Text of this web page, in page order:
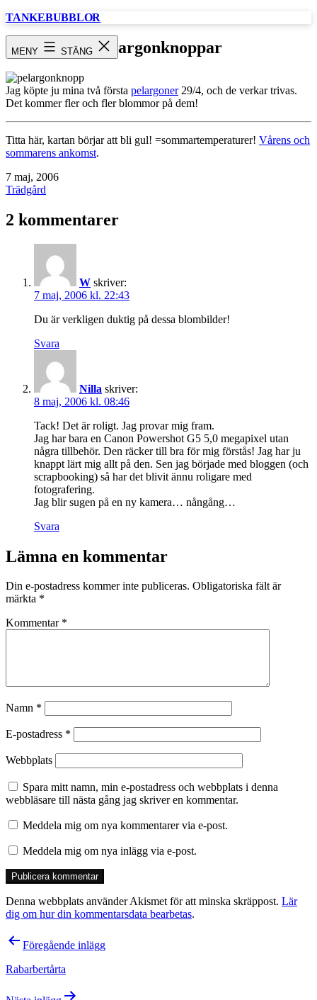
Hoppa
TANKEBUBBLOR
MENY STÄNG Pelargonknoppar
Jag köpte ju mina två första pelargoner29/4, och de verkar trivas.
Det kommer fler och fler blommor på dem!
Titta här, kartan börjar att bli gul! =sommartemperaturer! Vårens och
sommarens ankomst.
Publicerat
den
7 maj, 2006
Kategoriserat
Trädgård
2 kommentarer
W skriver:
7 maj, 2006 kl. 22:43
Du är verkligen duktig på dessa blombilder!
Svara
Nilla skriver:
8 maj, 2006 kl. 08:46
Tack! Det är roligt. Jag provar mig fram.
Jag har bara en Canon Powershot G5 5,0 megapixel utan
några tillbehör. Den räcker till bra för mig förstås! Jag har ju
knappt lärt mig allt på den. Sen jag började med bloggen (och
scrapbooking) så har det blivit ännu roligare med
fotografering.
Jag blir sugen på en ny kamera… nångång…
Svara
Lämna en kommentar
Din e-postadress kommer inte publiceras. Obligatoriska fält är
märkta *
Kommentar *
Namn *
E-postadress *
Webbplats
Spara mitt namn, min e-postadress och webbplats i denna
webbläsare till nästa gång jag skriver en kommentar.
Meddela mig om nya kommentarer via e-post.
Meddela mig om nya inlägg via e-post.
Denna webbplats använder Akismet för att minska skräppost. Lär
dig om hur din kommentarsdata bearbetas.
Inläggsnavigering
Föregående inlägg
Rabarbertårta